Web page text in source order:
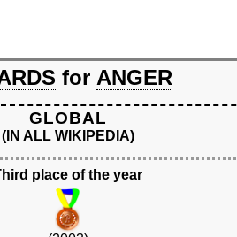
for ANGER
GLOBAL
(IN ALL WIKIPEDIA)
place of the year